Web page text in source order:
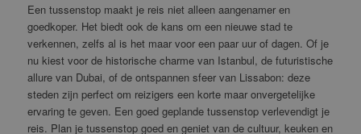
Een tussenstop maakt je reis niet alleen aangenamer en
goedkoper. Het biedt ook de kans om een nieuwe stad te
verkennen, zelfs al is het maar voor een paar uur of dagen. Of je
nu kiest voor de historische charme van Istanbul, de futuristische
allure van Dubai, of de ontspannen sfeer van Lissabon: deze
steden zijn perfect om reizigers een korte maar onvergetelijke
ervaring te geven. Een goed geplande tussenstop verlevendigt je
reis. Plan je tussenstop goed en geniet van de cultuur, keuken en